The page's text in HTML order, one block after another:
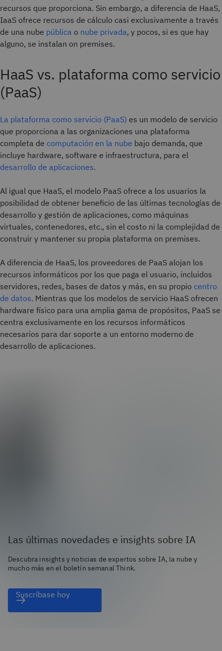
recursos que proporciona. Sin embargo, a diferencia de HaaS,
IaaS ofrece recursos de cálculo casi exclusivamente a través
de una nube pública o nube privada, y pocos, si es que hay
alguno, se instalan on premises.
HaaS vs. plataforma como servicio
(PaaS)
La plataforma como servicio (PaaS) es un modelo de servicio
que proporciona a las organizaciones una plataforma
completa de computación en la nube bajo demanda, que
incluye hardware, software e infraestructura, para el
desarrollo de aplicaciones.
Al igual que HaaS, el modelo PaaS ofrece a los usuarios la
posibilidad de obtener beneficio de las últimas tecnologías de
desarrollo y gestión de aplicaciones, como máquinas
virtuales, contenedores, etc., sin el costo ni la complejidad de
construir y mantener su propia plataforma on premises.
A diferencia de HaaS, los proveedores de PaaS alojan los
recursos informáticos por los que paga el usuario, incluidos
servidores, redes, bases de datos y más, en su propio centro
de datos. Mientras que los modelos de servicio HaaS ofrecen
hardware físico para una amplia gama de propósitos, PaaS se
centra exclusivamente en los recursos informáticos
necesarios para dar soporte a un entorno moderno de
desarrollo de aplicaciones.
Las últimas novedades e insights sobre IA
Descubra insights y noticias de expertos sobre IA, la nube y
mucho más en el boletín semanal Think.
Suscríbase hoy